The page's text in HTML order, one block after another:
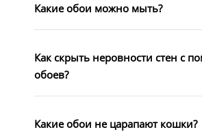
Какие обои можно мыть?
Как скрыть неровности стен с
обоев?
Какие обои не царапают кошки?